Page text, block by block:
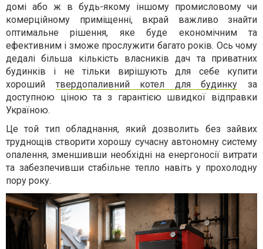
домі або ж в будь-якому іншому промисловому чи
комерційному приміщенні, вкрай важливо знайти
оптимальне рішення, яке буде економічним та
ефективним і зможе прослужити багато років. Ось чому
дедалі більша кількість власників дач та приватних
будинків і не тільки вирішують для себе купити
хороший твердопаливний котел для будинку за
доступною ціною та з гарантією швидкої відправки
Україною.
Це той тип обладнання, який дозволить без зайвих
труднощів створити хорошу сучасну автономну систему
опалення, зменшивши необхідні на енергоносії витрати
та забезпечивши стабільне тепло навіть у прохолодну
пору року.